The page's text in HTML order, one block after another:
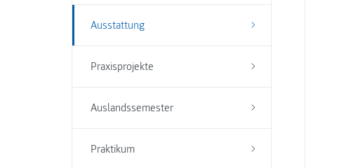
Ausstattung
Praxisprojekte
Auslandssemester
Praktikum